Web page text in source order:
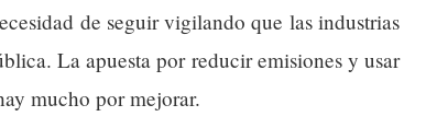
de seguir vigilando que las industrias
La apuesta por reducir emisiones y usar
mucho por mejorar.